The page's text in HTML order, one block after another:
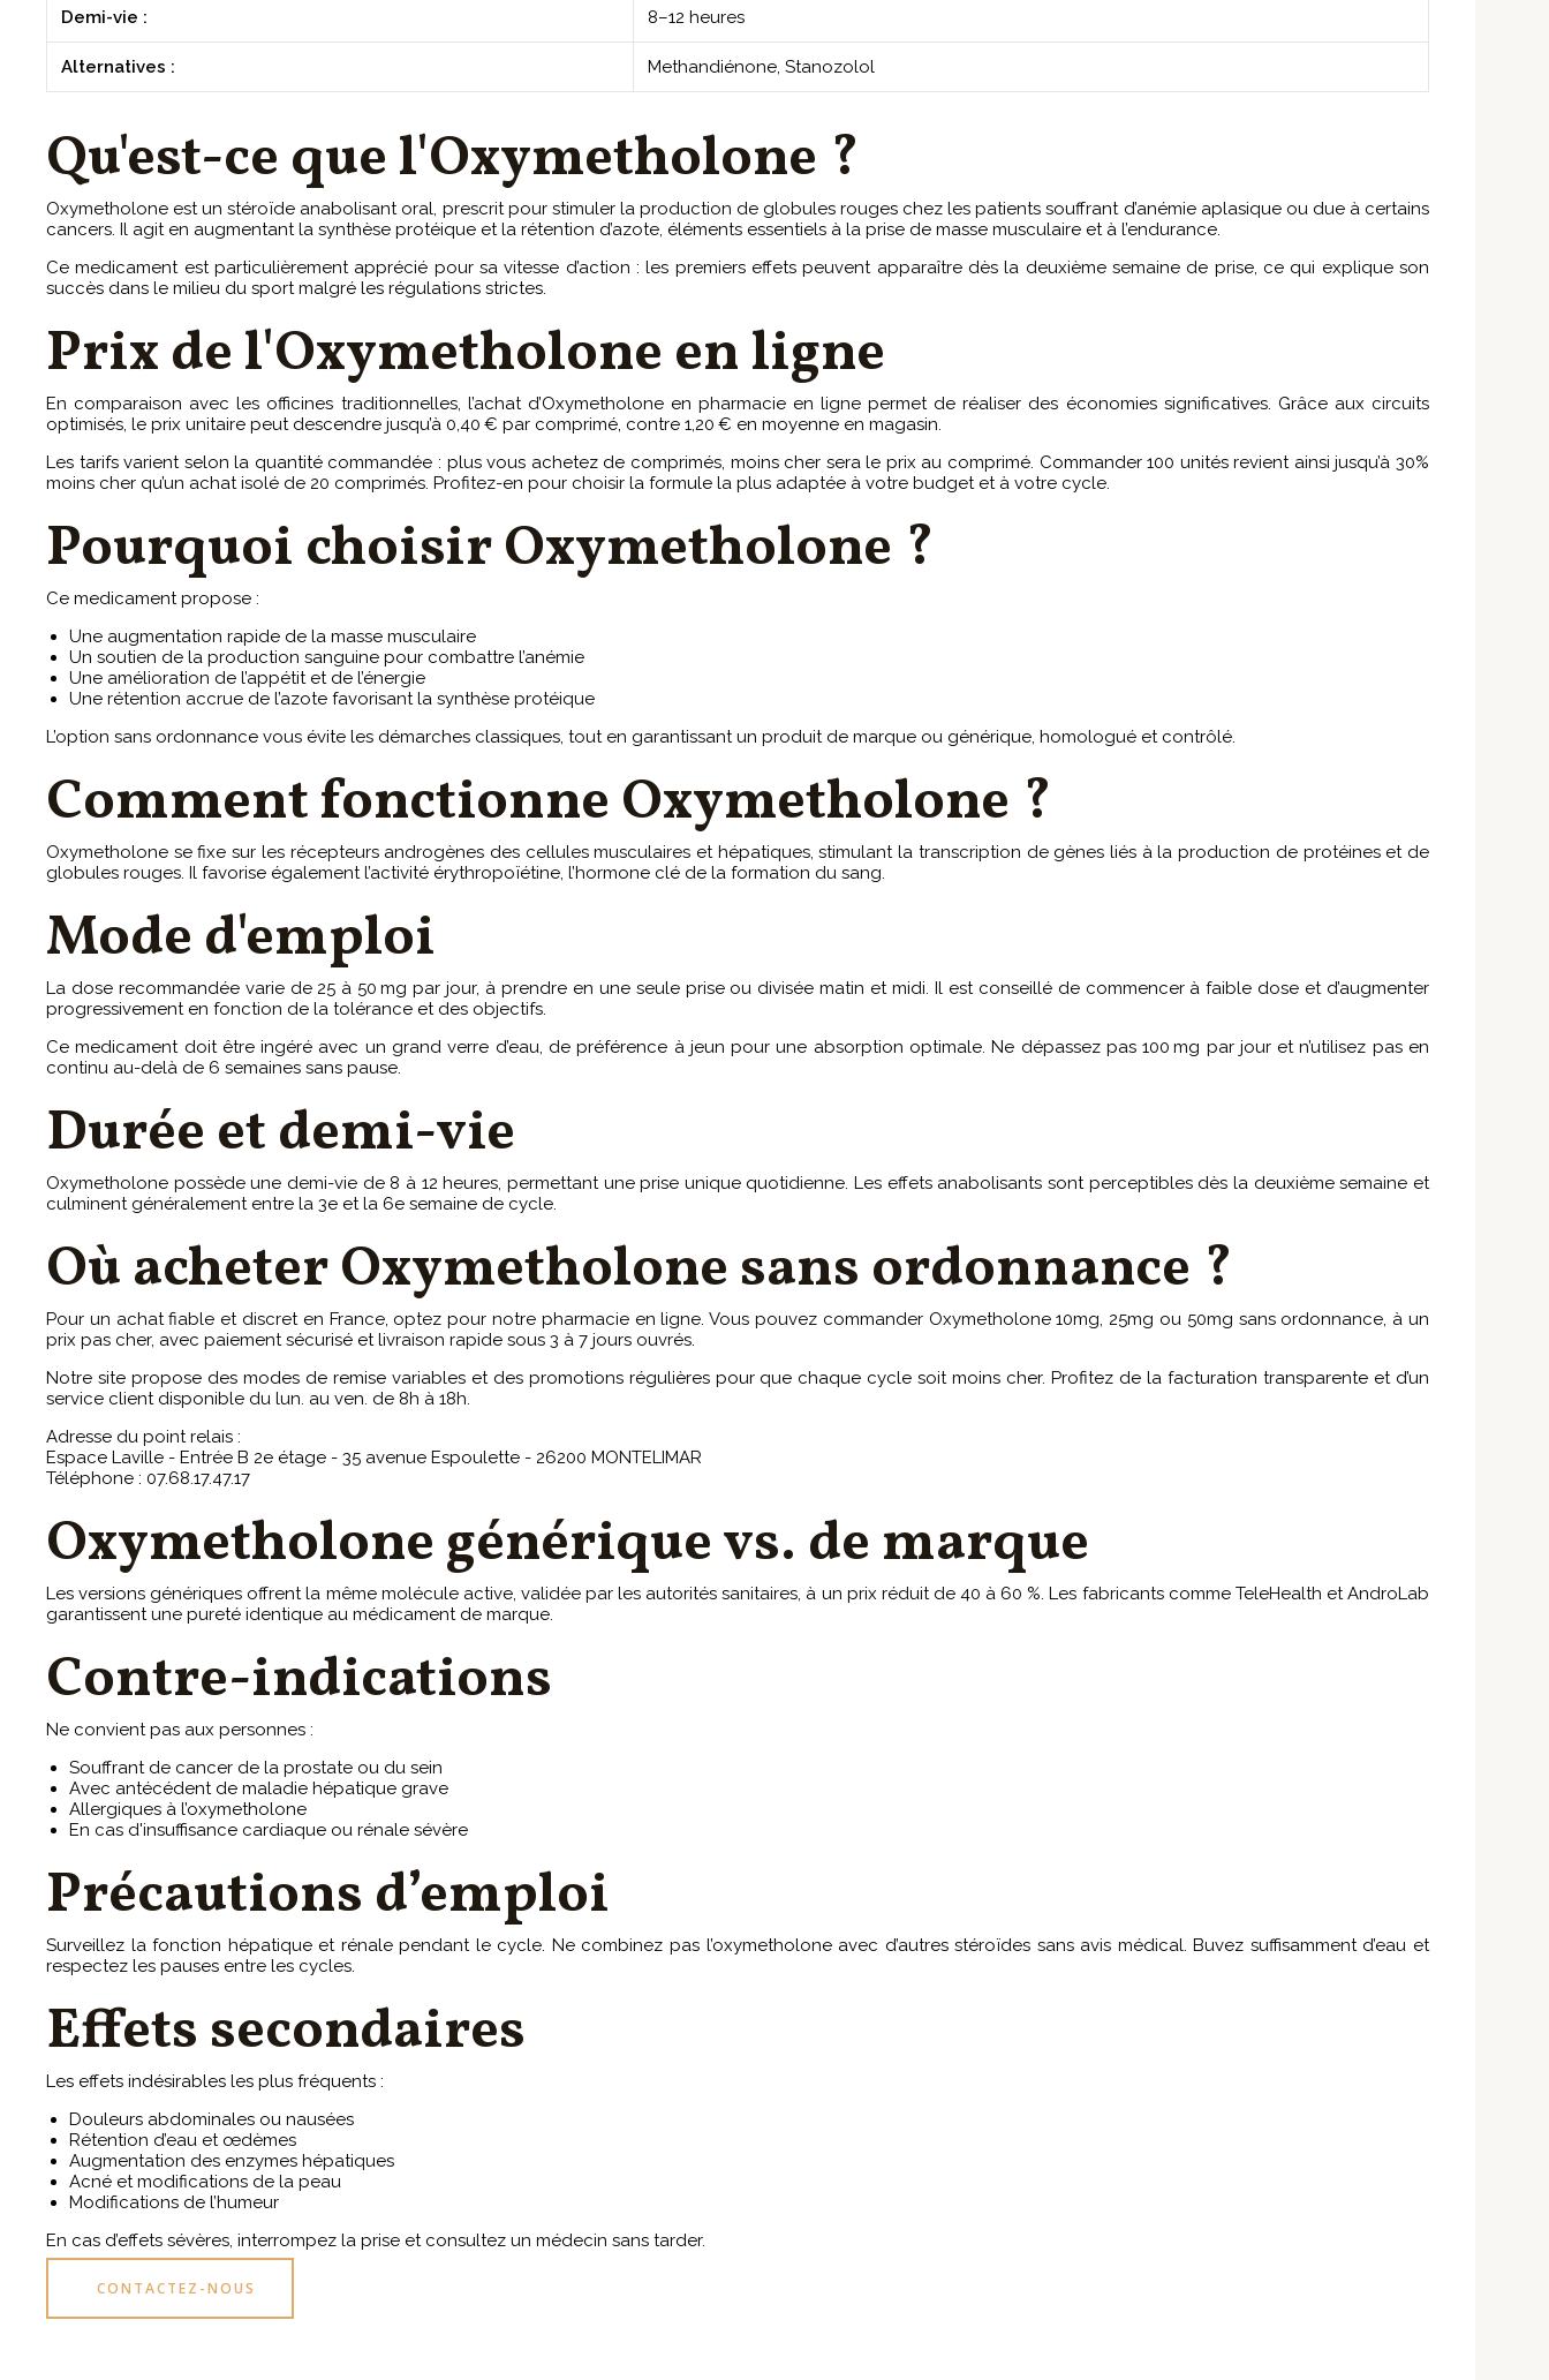
Demi-vie : 8–12 heures
Alternatives : Methandiénone, Stanozolol
Qu'est-ce que l'Oxymetholone ?
Oxymetholone est un stéroïde anabolisant oral, prescrit pour stimuler la production de globules rouges chez les patients souffrant d’anémie aplasique ou due à certains
cancers. Il agit en augmentant la synthèse protéique et la rétention d’azote, éléments essentiels à la prise de masse musculaire et à l’endurance.
Ce medicament est particulièrement apprécié pour sa vitesse d’action : les premiers effets peuvent apparaître dès la deuxième semaine de prise, ce qui explique son
succès dans le milieu du sport malgré les régulations strictes.
Prix de l'Oxymetholone en ligne
En comparaison avec les officines traditionnelles, l’achat d’Oxymetholone en pharmacie en ligne permet de réaliser des économies significatives. Grâce aux circuits
optimisés, le prix unitaire peut descendre jusqu’à 0,40 € par comprimé, contre 1,20 € en moyenne en magasin.
Les tarifs varient selon la quantité commandée : plus vous achetez de comprimés, moins cher sera le prix au comprimé. Commander 100 unités revient ainsi jusqu’à 30%
moins cher qu’un achat isolé de 20 comprimés. Profitez-en pour choisir la formule la plus adaptée à votre budget et à votre cycle.
Pourquoi choisir Oxymetholone ?
Ce medicament propose :
Une augmentation rapide de la masse musculaire
Un soutien de la production sanguine pour combattre l’anémie
Une amélioration de l’appétit et de l’énergie
Une rétention accrue de l’azote favorisant la synthèse protéique
L’option sans ordonnance vous évite les démarches classiques, tout en garantissant un produit de marque ou générique, homologué et contrôlé.
Comment fonctionne Oxymetholone ?
Oxymetholone se fixe sur les récepteurs androgènes des cellules musculaires et hépatiques, stimulant la transcription de gènes liés à la production de protéines et de
globules rouges. Il favorise également l’activité érythropoïétine, l’hormone clé de la formation du sang.
Mode d'emploi
La dose recommandée varie de 25 à 50 mg par jour, à prendre en une seule prise ou divisée matin et midi. Il est conseillé de commencer à faible dose et d’augmenter
progressivement en fonction de la tolérance et des objectifs.
Ce medicament doit être ingéré avec un grand verre d’eau, de préférence à jeun pour une absorption optimale. Ne dépassez pas 100 mg par jour et n’utilisez pas en
continu au-delà de 6 semaines sans pause.
Durée et demi-vie
Oxymetholone possède une demi-vie de 8 à 12 heures, permettant une prise unique quotidienne. Les effets anabolisants sont perceptibles dès la deuxième semaine et
culminent généralement entre la 3e et la 6e semaine de cycle.
Où acheter Oxymetholone sans ordonnance ?
Pour un achat fiable et discret en France, optez pour notre pharmacie en ligne. Vous pouvez commander Oxymetholone 10mg, 25mg ou 50mg sans ordonnance, à un
prix pas cher, avec paiement sécurisé et livraison rapide sous 3 à 7 jours ouvrés.
Notre site propose des modes de remise variables et des promotions régulières pour que chaque cycle soit moins cher. Profitez de la facturation transparente et d’un
service client disponible du lun. au ven. de 8h à 18h.
Adresse du point relais :
Espace Laville - Entrée B 2e étage - 35 avenue Espoulette - 26200 MONTELIMAR
Téléphone : 07.68.17.47.17
Oxymetholone générique vs. de marque
Les versions génériques offrent la même molécule active, validée par les autorités sanitaires, à un prix réduit de 40 à 60 %. Les fabricants comme TeleHealth et AndroLab
garantissent une pureté identique au médicament de marque.
Contre-indications
Ne convient pas aux personnes :
Souffrant de cancer de la prostate ou du sein
Avec antécédent de maladie hépatique grave
Allergiques à l’oxymetholone
En cas d'insuffisance cardiaque ou rénale sévère
Précautions d’emploi
Surveillez la fonction hépatique et rénale pendant le cycle. Ne combinez pas l’oxymetholone avec d’autres stéroïdes sans avis médical. Buvez suffisamment d’eau et
respectez les pauses entre les cycles.
Effets secondaires
Les effets indésirables les plus fréquents :
Douleurs abdominales ou nausées
Rétention d’eau et œdèmes
Augmentation des enzymes hépatiques
Acné et modifications de la peau
Modifications de l’humeur
En cas d’effets sévères, interrompez la prise et consultez un médecin sans tarder.
CONTACTEZ-NOUS